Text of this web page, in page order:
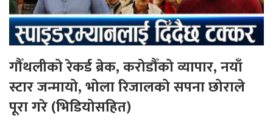
गौँथलीको रेकर्ड ब्रेक, करोडौँको व्यापार, नयाँ
स्टार जन्मायो, भोला रिजालको सपना छोराले
पूरा गरे (भिडियोसहित)